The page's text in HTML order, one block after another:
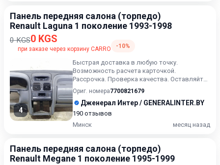
Панель передняя салона (торпедо)
Renault Laguna 1 поколение 1993-1998
0 KGS0 KGS
при заказе через корзину CARRO -10%
4
Быстрая доставка в любую точку.
Возможность расчета карточкой.
Рассрочка. Проверка качества. Оставляйте
сообщения ( или выбранный артикул) в...
Ориг. номера7700821679
Дженерал Интер / GENERALINTER.BY
190 отзывов
Минск
месяц назад
Панель передняя салона (торпедо)
Renault Megane 1 поколение 1995-1999